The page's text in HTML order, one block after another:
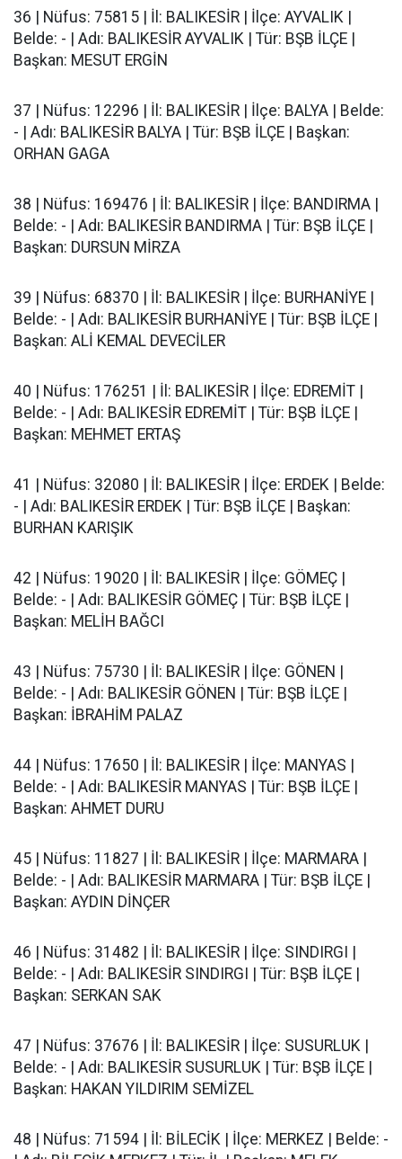
36 | Nüfus: 75815 | İl: BALIKESİR | İlçe: AYVALIK |
Belde: - | Adı: BALIKESİR AYVALIK | Tür: BŞB İLÇE |
Başkan: MESUT ERGİN
37 | Nüfus: 12296 | İl: BALIKESİR | İlçe: BALYA | Belde:
- | Adı: BALIKESİR BALYA | Tür: BŞB İLÇE | Başkan:
ORHAN GAGA
38 | Nüfus: 169476 | İl: BALIKESİR | İlçe: BANDIRMA |
Belde: - | Adı: BALIKESİR BANDIRMA | Tür: BŞB İLÇE |
Başkan: DURSUN MİRZA
39 | Nüfus: 68370 | İl: BALIKESİR | İlçe: BURHANİYE |
Belde: - | Adı: BALIKESİR BURHANİYE | Tür: BŞB İLÇE |
Başkan: ALİ KEMAL DEVECİLER
40 | Nüfus: 176251 | İl: BALIKESİR | İlçe: EDREMİT |
Belde: - | Adı: BALIKESİR EDREMİT | Tür: BŞB İLÇE |
Başkan: MEHMET ERTAŞ
41 | Nüfus: 32080 | İl: BALIKESİR | İlçe: ERDEK | Belde:
- | Adı: BALIKESİR ERDEK | Tür: BŞB İLÇE | Başkan:
BURHAN KARIŞIK
42 | Nüfus: 19020 | İl: BALIKESİR | İlçe: GÖMEÇ |
Belde: - | Adı: BALIKESİR GÖMEÇ | Tür: BŞB İLÇE |
Başkan: MELİH BAĞCI
43 | Nüfus: 75730 | İl: BALIKESİR | İlçe: GÖNEN |
Belde: - | Adı: BALIKESİR GÖNEN | Tür: BŞB İLÇE |
Başkan: İBRAHİM PALAZ
44 | Nüfus: 17650 | İl: BALIKESİR | İlçe: MANYAS |
Belde: - | Adı: BALIKESİR MANYAS | Tür: BŞB İLÇE |
Başkan: AHMET DURU
45 | Nüfus: 11827 | İl: BALIKESİR | İlçe: MARMARA |
Belde: - | Adı: BALIKESİR MARMARA | Tür: BŞB İLÇE |
Başkan: AYDIN DİNÇER
46 | Nüfus: 31482 | İl: BALIKESİR | İlçe: SINDIRGI |
Belde: - | Adı: BALIKESİR SINDIRGI | Tür: BŞB İLÇE |
Başkan: SERKAN SAK
47 | Nüfus: 37676 | İl: BALIKESİR | İlçe: SUSURLUK |
Belde: - | Adı: BALIKESİR SUSURLUK | Tür: BŞB İLÇE |
Başkan: HAKAN YILDIRIM SEMİZEL
48 | Nüfus: 71594 | İl: BİLECİK | İlçe: MERKEZ | Belde: -